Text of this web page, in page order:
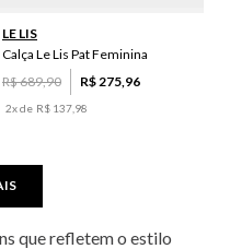
LE LIS
Calça Le Lis Pat Feminina
R$689,90 R$275,96
2x de R$ 137 98
que refletem o estilo